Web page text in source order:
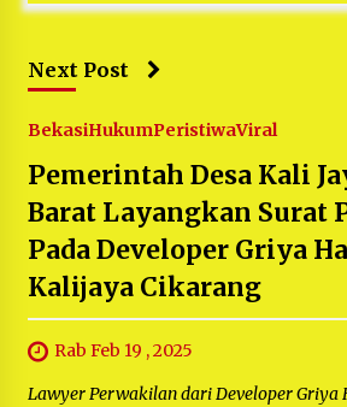
Next Post
BekasiHukumPeristiwaViral
Pemerintah Desa Kali
Barat Layangkan Surat
Pada Developer Griya
Kalijaya Cikarang
Rab Feb 19 , 2025
Lawyer Perwakilan dari Developer Griya